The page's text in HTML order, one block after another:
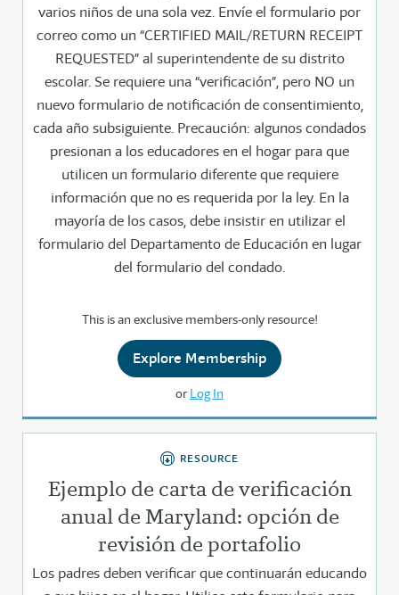
varios niños de una sola vez. Envíe el formulario por
correo como un “CERTIFIED MAIL/RETURN RECEIPT
REQUESTED” al superintendente de su distrito
escolar. Se requiere una “verificación”, pero NO un
nuevo formulario de notificación de consentimiento,
cada año subsiguiente. Precaución: algunos condados
presionan a los educadores en el hogar para que
utilicen un formulario diferente que requiere
información que no es requerida por la ley. En la
mayoría de los casos, debe insistir en utilizar el
formulario del Departamento de Educación en lugar
del formulario del condado.
This is an exclusive members-only resource!
Explore Membership
or Log In
RESOURCE
Ejemplo de carta de verificación
anual de Maryland: opción de
revisión de portafolio
Los padres deben verificar que continuarán educando